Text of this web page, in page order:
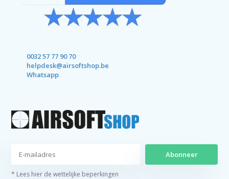
0032 57 77 90 70
helpdesk@airsoftshop.be
Whatsapp
Abonneer
* Lees hier de wettelijke beperkingen